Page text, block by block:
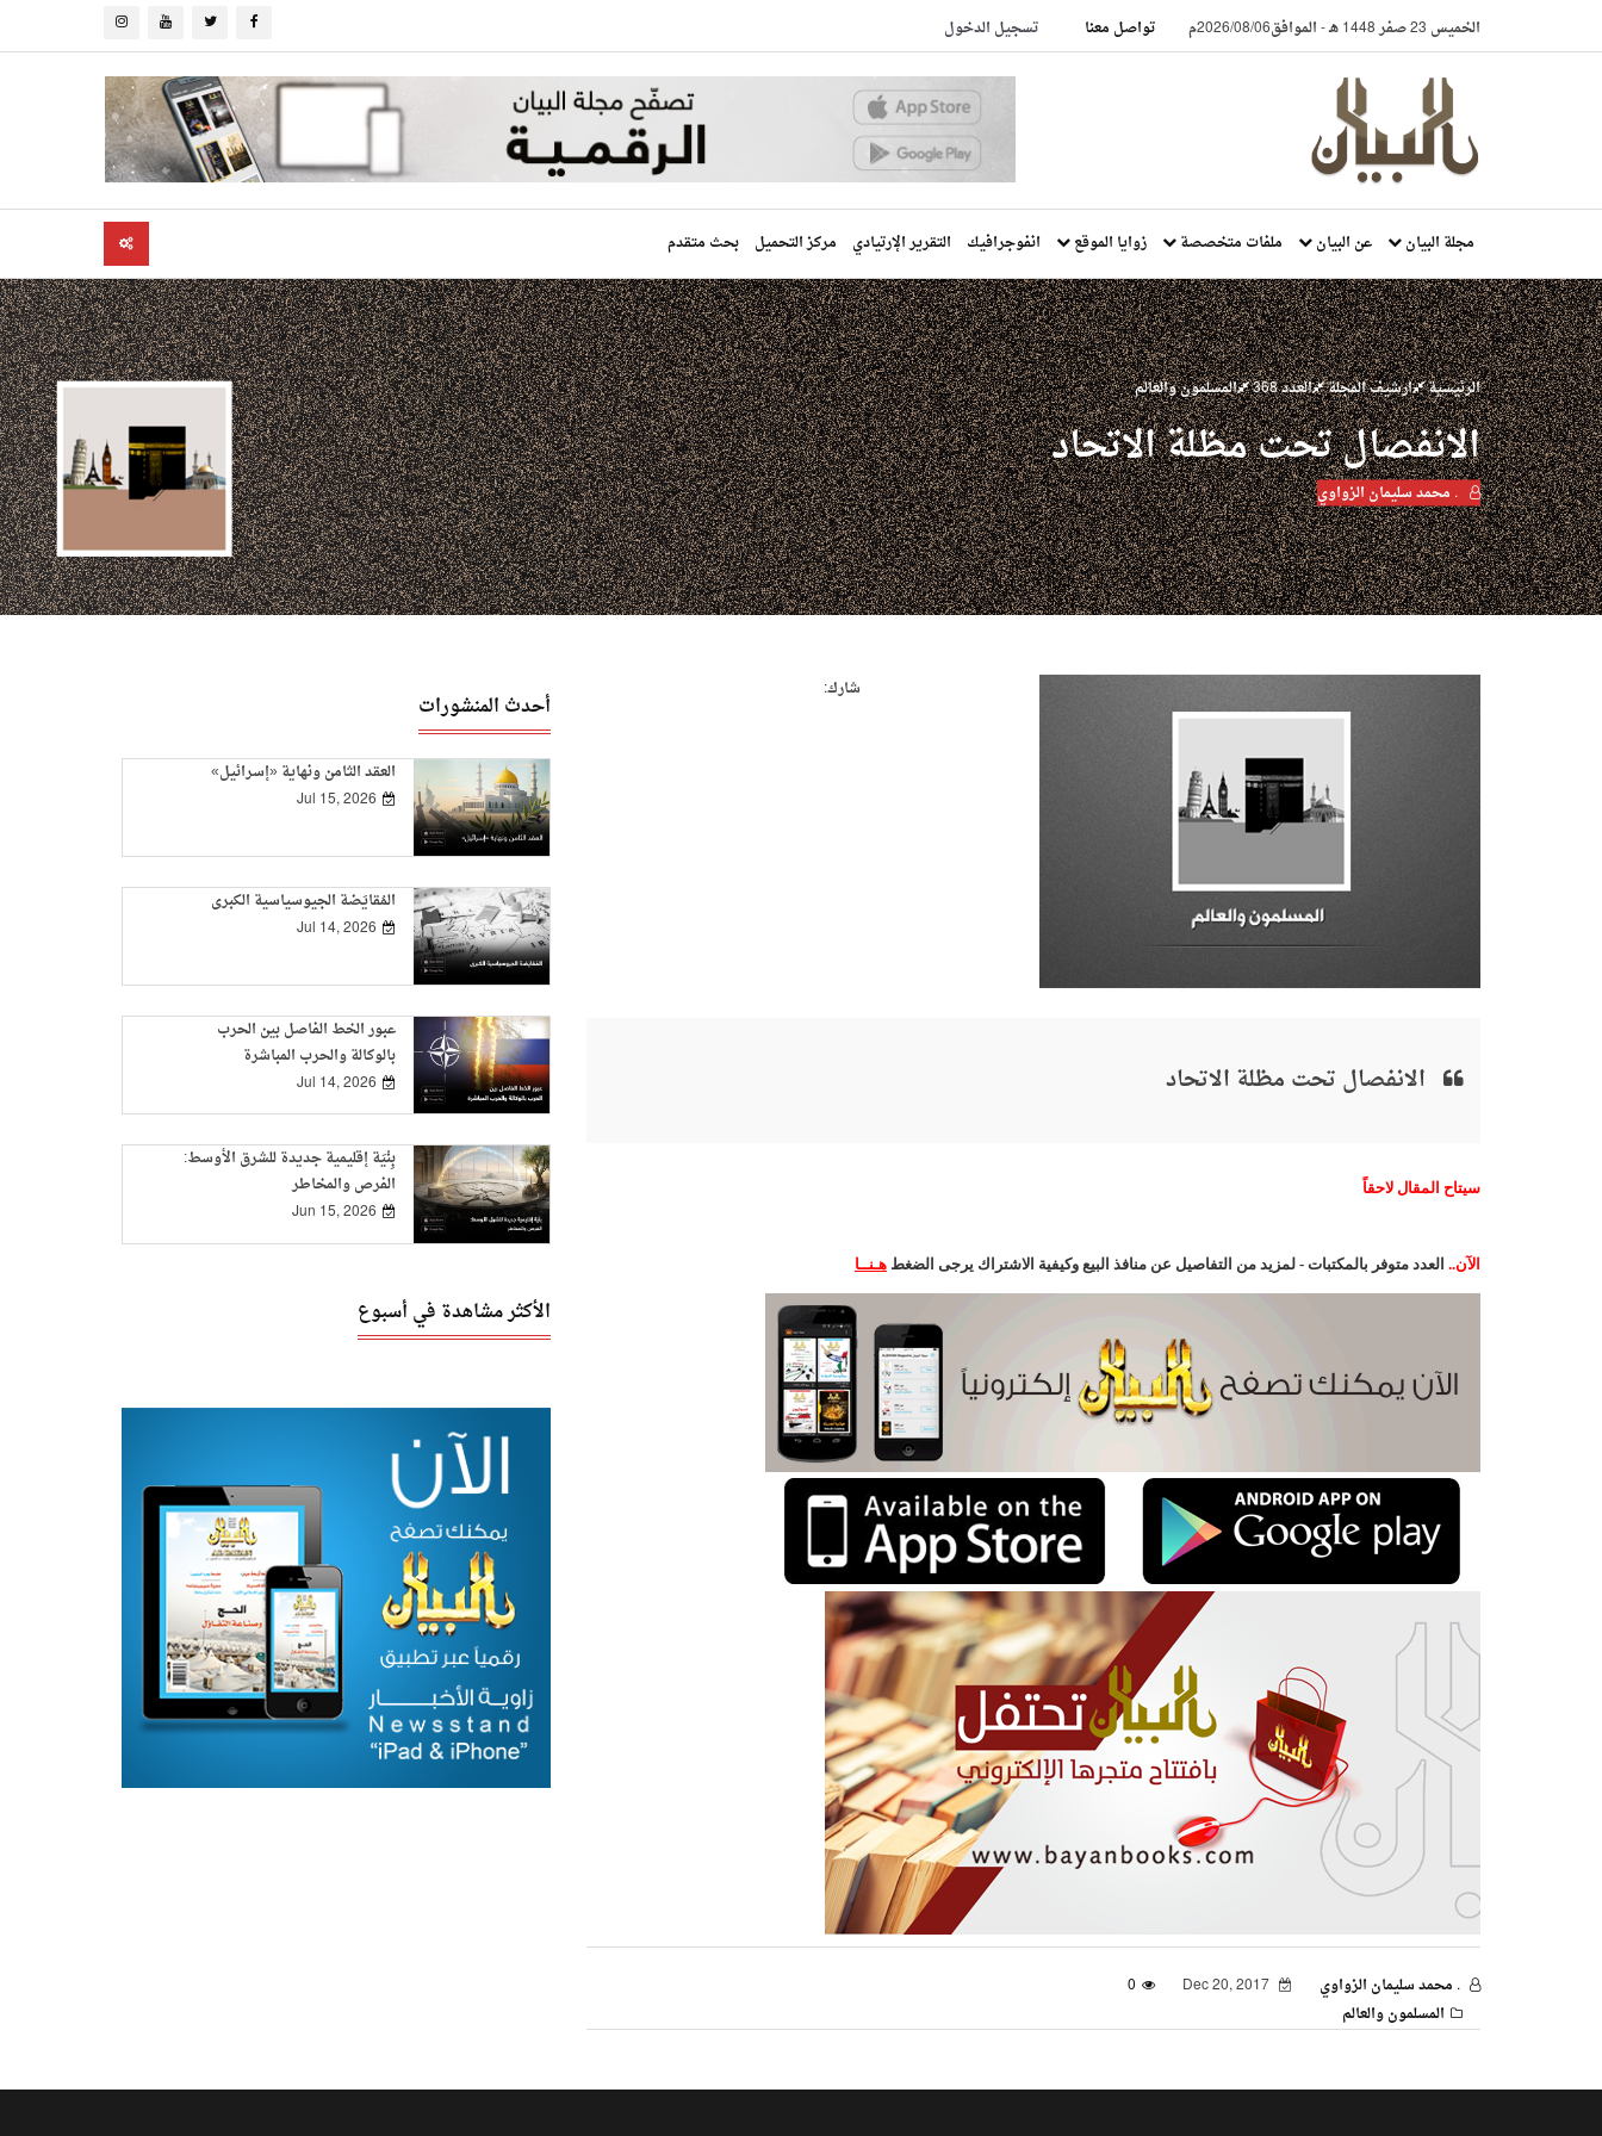
الخميس 23 صفر 1448 هـ -الموافق2026/08/06م تواصل معنا تسجيل الدخول
مجلة البيان عن البيان ملفات متخصصة زوايا الموقع انفوجرافيك التقرير الإرتيادي مركز التحميل بحث متقدم
الرئيسية ارشيف المجلة العدد 368 المسلمون والعالم
الانفصال تحت مظلة الاتحاد
. محمد سليمان الزواوي
شارك:
الانفصال تحت مظلة الاتحاد
سيتاح المقال لاحقاً
الآن.. العدد متوفر بالمكتبات - لمزيد من التفاصيل عن منافذ البيع وكيفية الاشتراك يرجى الضغط هـنــا
. محمد سليمان الزواوي
0
المسلمون والعالم
أحدث المنشورات
العقد الثامن ونهاية «إسرائيل»
Jul 15, 2026
المُقايَضة الجيوسياسية الكبرى
Jul 14, 2026
عبور الخط الفاصل بين الحرب
بالوكالة والحرب المباشرة
Jul 14, 2026
بِنْيَة إقليمية جديدة للشرق الأوسط:
الفرص والمخاطر
Jun 15, 2026
الأكثر مشاهدة في أسبوع